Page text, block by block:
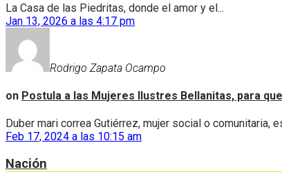
La Casa de las Piedritas, donde el amor y el...
Jan 13, 2026 a las 4:17 pm
Rodrigo Zapata Ocampo
on Postula a las Mujeres Ilustres Bellanitas, para
Duber mari correa Gutiérrez, mujer social o comunitaria,
Feb 17, 2024 a las 10:15 am
Nación